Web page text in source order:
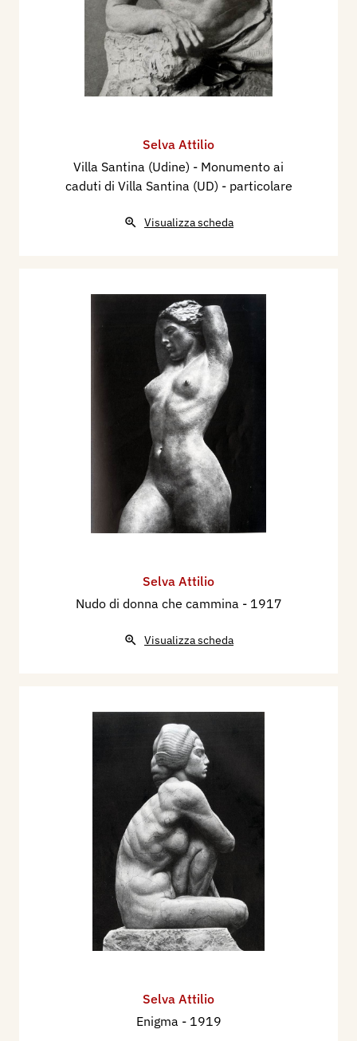
Selva Attilio
Villa Santina (Udine) - Monumento ai
caduti di Villa Santina (UD) - particolare
Visualizza scheda
Selva Attilio
Nudo di donna che cammina - 1917
Visualizza scheda
Selva Attilio
Enigma - 1919